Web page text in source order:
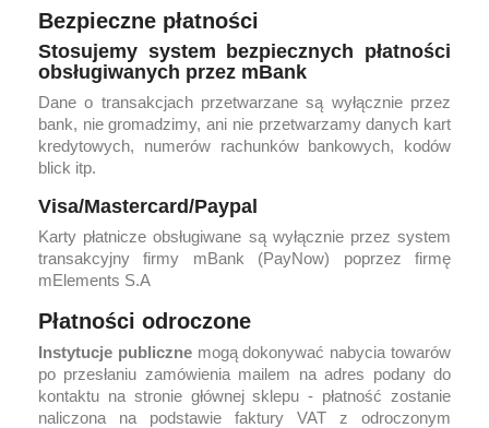
Bezpieczne płatności
Stosujemy system bezpiecznych płatności
obsługiwanych przez mBank
Dane o transakcjach przetwarzane są wyłącznie przez
bank, nie gromadzimy, ani nie przetwarzamy danych kart
kredytowych, numerów rachunków bankowych, kodów
blick itp.
Visa/Mastercard/Paypal
Karty płatnicze obsługiwane są wyłącznie przez system
transakcyjny firmy mBank (PayNow) poprzez firmę
mElements S.A
Płatności odroczone
Instytucje publicznemogą dokonywać nabycia towarów
po przesłaniu zamówienia mailem na adres podany do
kontaktu na stronie głównej sklepu - płatność zostanie
naliczona na podstawie faktury VAT z odroczonym